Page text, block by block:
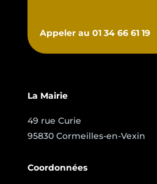
Appeler au 01 34 66 61 19
La Mairie
49 rue Curie
95830 Cormeilles-en-Vexin
Coordonnées